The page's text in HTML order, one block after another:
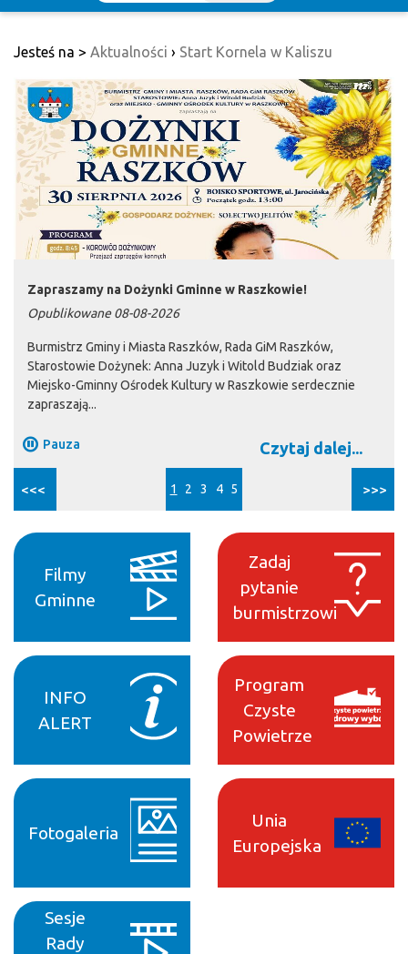
Jesteś na > Aktualności › Start Kornela w Kaliszu
Zapraszamy na Dożynki Gminne w Raszkowie!
Opublikowane 08-08-2026
Burmistrz Gminy i Miasta Raszków, Rada GiM Raszków,
Starostowie Dożynek: Anna Juzyk i Witold Budziak oraz
Miejsko-Gminny Ośrodek Kultury w Raszkowie serdecznie
zapraszają...
Czytaj dalej...
Pauza
1 2 3 4 5
<<< >>>
Filmy
Gminne
INFO
ALERT
Zadaj
pytanie
burmistrzowi
Program
Czyste
Powietrze
Fotogaleria
Sesje
Rady
Unia
Europejska